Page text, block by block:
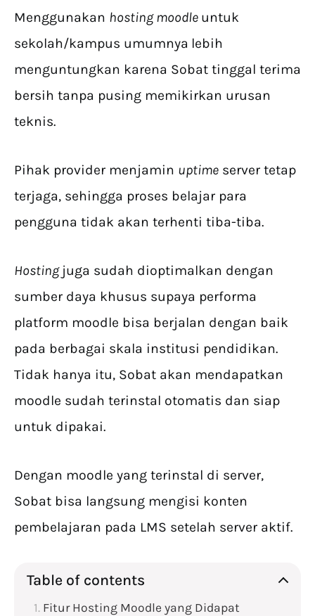
Menggunakan hosting moodle untuk
sekolah/kampus umumnya lebih
menguntungkan karena Sobat tinggal terima
bersih tanpa pusing memikirkan urusan
teknis.
Pihak provider menjamin uptime server tetap
terjaga, sehingga proses belajar para
pengguna tidak akan terhenti tiba-tiba.
Hosting juga sudah dioptimalkan dengan
sumber daya khusus supaya performa
platform moodle bisa berjalan dengan baik
pada berbagai skala institusi pendidikan.
Tidak hanya itu, Sobat akan mendapatkan
moodle sudah terinstal otomatis dan siap
untuk dipakai.
Dengan moodle yang terinstal di server,
Sobat bisa langsung mengisi konten
pembelajaran pada LMS setelah server aktif.
Table of contents
Fitur Hosting Moodle yang Didapat